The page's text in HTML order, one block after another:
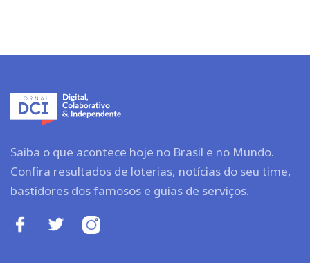
Saiba o que acontece hoje no Brasil e no Mundo.
Confira resultados de loterias, notícias do seu time,
bastidores dos famosos e guias de serviços.